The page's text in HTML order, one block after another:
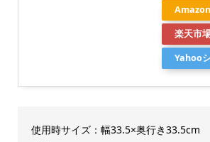
Amazon
楽天市
Yahoo
使用時サイズ：幅33.5×奥行き33.5cm